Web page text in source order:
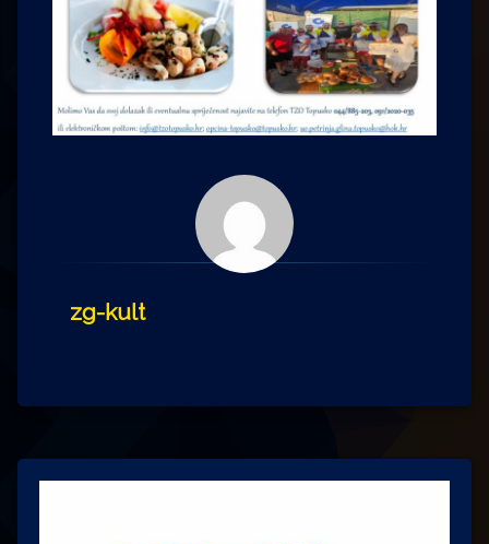
zg-kult